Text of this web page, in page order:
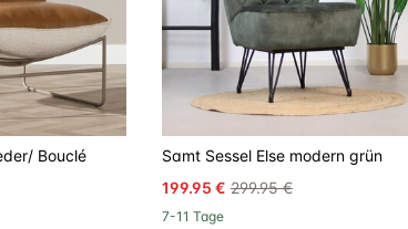
Bouclé
Samt Sessel Else modern grün
199.95 € 299.95 €
7-11 Tage